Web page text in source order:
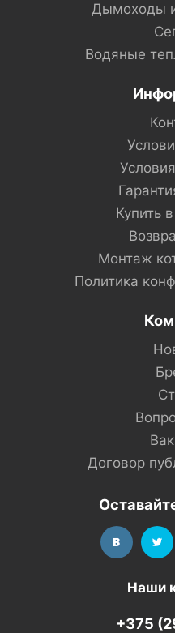
Дымоходы
Водяные
Купить
Монтаж
Политика
Договор
Наши
+375